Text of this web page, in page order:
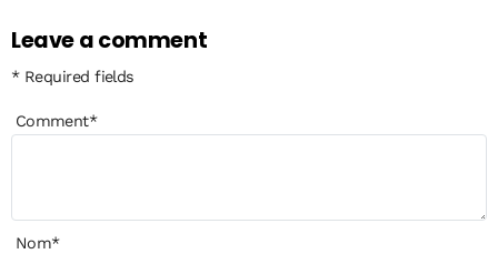
Leave a comment
* Required fields
Comment*
Nom*